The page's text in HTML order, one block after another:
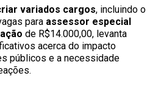
variados cargos, incluindo o
para assessor especial
de R$14.000,00, levanta
acerca do impacto
públicos e a necessidade